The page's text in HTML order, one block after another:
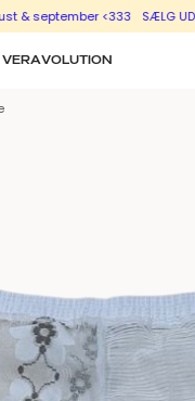
<333 SÆLG UD MED
VERAVOLUTION